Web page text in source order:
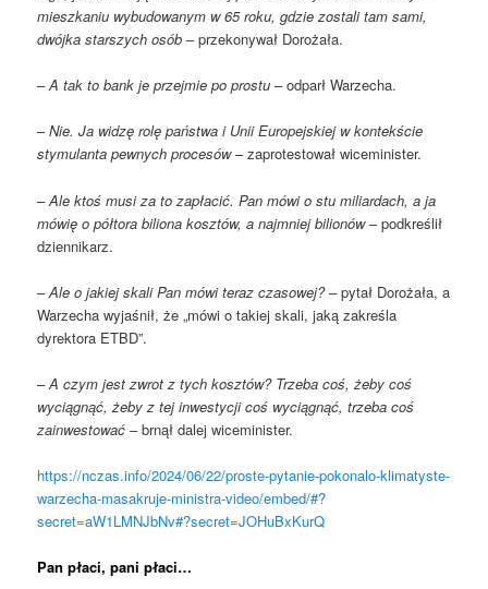
mieszkaniu wybudowanym w 65 roku, gdzie zostali tam sami,
dwójka starszych osób – przekonywał Dorożała.
–A tak to bank je przejmie po prostu – odparł Warzecha.
–Nie. Ja widzę rolę państwa i Unii Europejskiej w kontekście
stymulanta pewnych procesów– zaprotestował wiceminister.
–Ale ktoś musi za to zapłacić. Pan mówi o stu miliardach, a ja
mówię o półtora biliona kosztów, a najmniej bilionów– podkreślił
dziennikarz.
–Ale o jakiej skali Pan mówi teraz czasowej?– pytał Dorożała, a
Warzecha wyjaśnił, że „mówi o takiej skali, jaką zakreśla
dyrektora ETBD”.
–A czym jest zwrot z tych kosztów? Trzeba coś, żeby coś
wyciągnąć, żeby z tej inwestycji coś wyciągnąć, trzeba coś
zainwestować – brnął dalej wiceminister.
https://nczas.info/2024/06/22/proste-pytanie-pokonalo-klimatyste-
warzecha-masakruje-ministra-video/embed/#?
secret=aW1LMNJbNv#?secret=JOHuBxKurQ
Pan płaci, pani płaci…